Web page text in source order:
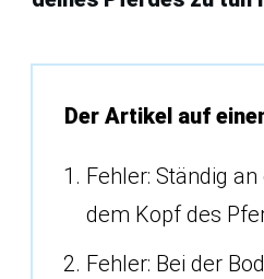
Der Artikel auf
Fehler: Ständig
dem Kopf des
Fehler: Bei der